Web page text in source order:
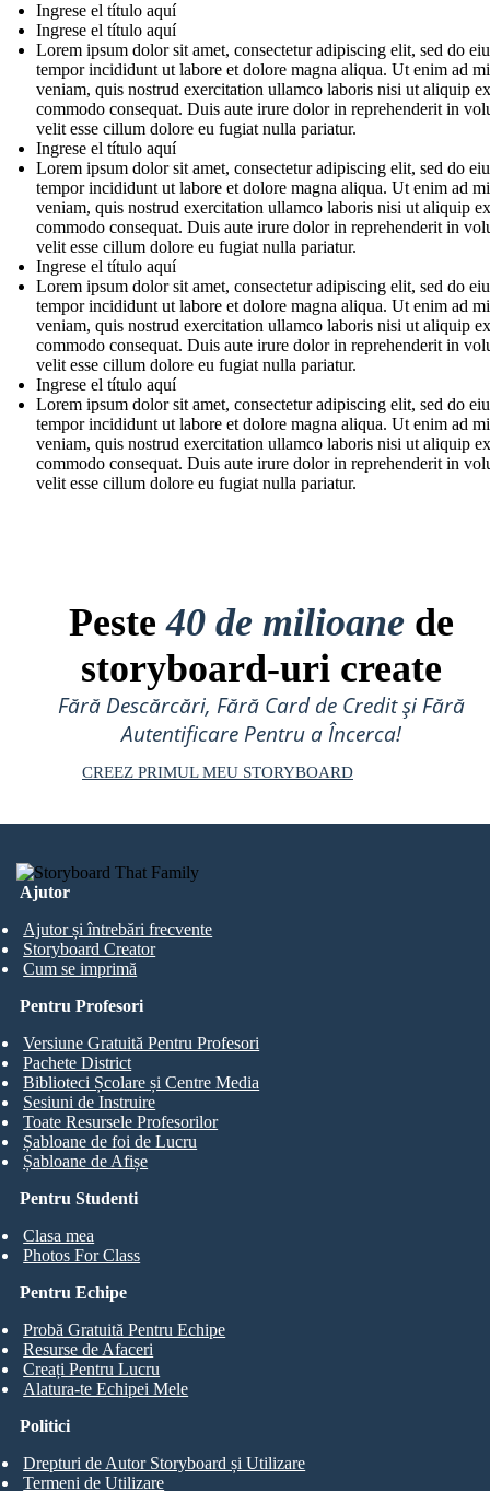
Ingrese el título aquí
Ingrese el título aquí
Lorem ipsum dolor sit amet, consectetur adipiscing elit, sed do
tempor incididunt ut labore et dolore magna aliqua. Ut enim ad
veniam, quis nostrud exercitation ullamco laboris nisi ut aliquip
commodo consequat. Duis aute irure dolor in reprehenderit in
velit esse cillum dolore eu fugiat nulla pariatur.
Ingrese el título aquí
Lorem ipsum dolor sit amet, consectetur adipiscing elit, sed do
tempor incididunt ut labore et dolore magna aliqua. Ut enim ad
veniam, quis nostrud exercitation ullamco laboris nisi ut aliquip
commodo consequat. Duis aute irure dolor in reprehenderit in
velit esse cillum dolore eu fugiat nulla pariatur.
Ingrese el título aquí
Lorem ipsum dolor sit amet, consectetur adipiscing elit, sed do
tempor incididunt ut labore et dolore magna aliqua. Ut enim ad
veniam, quis nostrud exercitation ullamco laboris nisi ut aliquip
commodo consequat. Duis aute irure dolor in reprehenderit in
velit esse cillum dolore eu fugiat nulla pariatur.
Ingrese el título aquí
Lorem ipsum dolor sit amet, consectetur adipiscing elit, sed do
tempor incididunt ut labore et dolore magna aliqua. Ut enim ad
veniam, quis nostrud exercitation ullamco laboris nisi ut aliquip
commodo consequat. Duis aute irure dolor in reprehenderit in
velit esse cillum dolore eu fugiat nulla pariatur.
Peste40 de milioane de
storyboard-uri create
Fără Descărcări, Fără Card de Credit și Fără
Autentificare Pentru a Încerca!
CREEZ PRIMUL MEU STORYBOARD
Ajutor
Ajutor și întrebări frecvente
Storyboard Creator
Cum se imprimă
Pentru Studenti
Clasa mea
Photos For Class
Pentru Profesori
Versiune Gratuită Pentru Profesori
Pachete District
Biblioteci Școlare și Centre Media
Sesiuni de Instruire
Toate Resursele Profesorilor
Șabloane de foi de Lucru
Șabloane de Afișe
Pentru Echipe
Probă Gratuită Pentru Echipe
Resurse de Afaceri
Creați Pentru Lucru
Alatura-te Echipei Mele
Politici
Drepturi de Autor Storyboard și Utilizare
Termeni de Utilizare